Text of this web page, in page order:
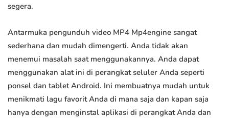
segera.
Antarmuka pengunduh video MP4 Mp4engine sangat
sederhana dan mudah dimengerti. Anda tidak akan
menemui masalah saat menggunakannya. Anda dapat
menggunakan alat ini di perangkat seluler Anda seperti
ponsel dan tablet Android. Ini membuatnya mudah untuk
menikmati lagu favorit Anda di mana saja dan kapan saja
hanya dengan menginstal aplikasi di perangkat Anda dan